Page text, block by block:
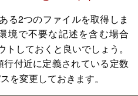
る2つのファイルを取得しま
境で不要な記述を含む場合
しておくと良いでしょう。
行付近に定義されている定数
を変更しておきます。